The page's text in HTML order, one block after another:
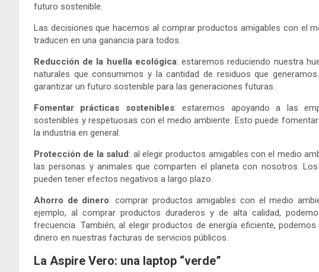
futuro sostenible.
Las decisiones que hacemos al comprar productos amigables con el
traducen en una ganancia para todos.
Reducción de la huella ecológica: estaremos reduciendo nuestra
naturales que consumimos y la cantidad de residuos que
garantizar un futuro sostenible para las generaciones futuras.
Fomentar prácticas sostenibles: estaremos apoyando a las
sostenibles y respetuosas con el medio ambiente. Esto puede
la industria en general.
Protección de la salud: al elegir productos amigables con el medio
las personas y animales que comparten el planeta con nosotros.
pueden tener efectos negativos a largo plazo.
Ahorro de dinero: comprar productos amigables con el medio
ejemplo, al comprar productos duraderos y de alta calidad,
frecuencia. También, al elegir productos de energía eficiente,
dinero en nuestras facturas de servicios públicos.
La Aspire Vero: una laptop “verde”